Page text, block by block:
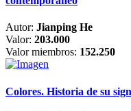
Autor: Jianping He
Valor: 203.000
Valor miembros: 152.250
Colores. Historia de su